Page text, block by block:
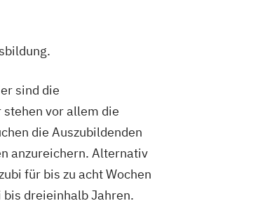
sind die
vor allem die
die Auszubildenden
anzureichern. Alternativ
für bis zu acht Wochen
dreieinhalb Jahren.